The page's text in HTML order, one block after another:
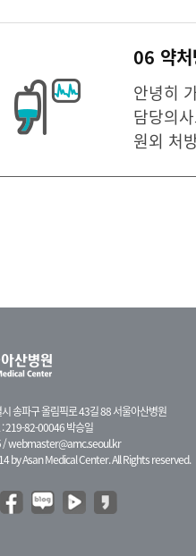
06 약
안녕히
담당의
원외 처
송파구 올림픽로 43길 88 서울아산병원
219-82-00046 박승일
/webmaster@amc.seoul.kr
by Asan Medical Center. All Rights reserved.